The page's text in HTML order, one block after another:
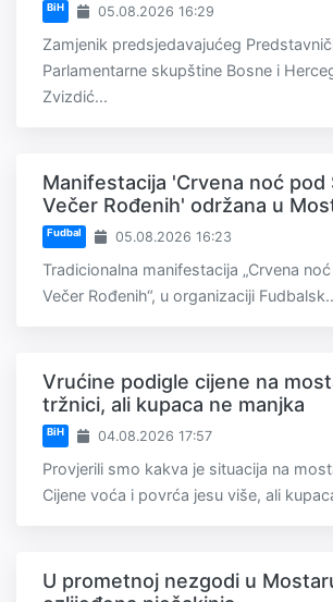
BiH 05.08.2026 16:29
Zamjenik predsjedavajućeg
Parlamentarne skupštine Bosne i
Zvizdić...
Manifestacija 'Crvena noć pod
Večer Rođenih' održana u
Fudbal 05.08.2026 16:23
Tradicionalna manifestacija „Crvena
Večer Rođenih“, u organizaciji
Vrućine podigle cijene na
tržnici, ali kupaca ne manjka
BiH 04.08.2026 17:57
Provjerili smo kakva je situacija na
Cijene voća i povrća jesu više, ali
U prometnoj nezgodi u